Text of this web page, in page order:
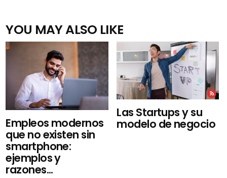
YOU MAY ALSO LIKE
Empleos modernos
que no existen sin
smartphone:
ejemplos y
razones...
Las Startups y su
modelo de negocio